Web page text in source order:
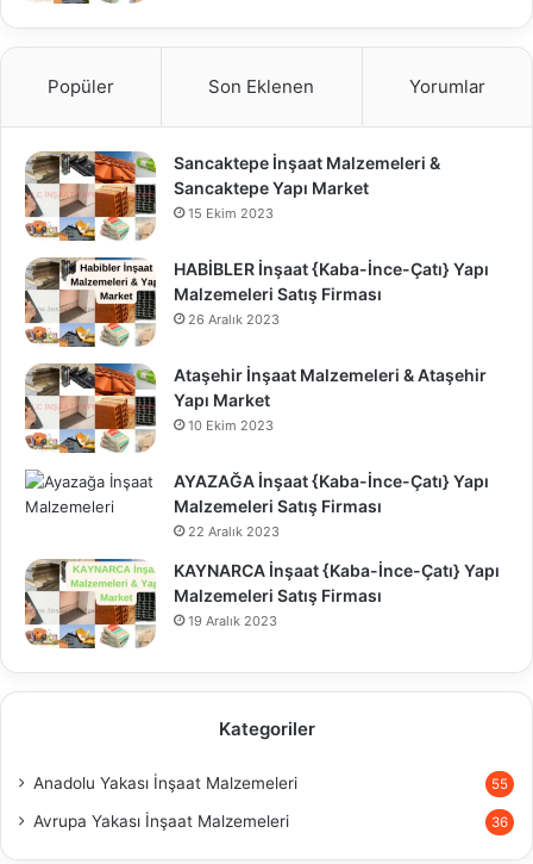
Popüler Son Eklenen Yorumlar
Sancaktepe İnşaat Malzemeleri &
Sancaktepe Yapı Market
15 Ekim 2023
HABİBLER İnşaat {Kaba-İnce-Çatı} Yapı
Malzemeleri Satış Firması
26 Aralık 2023
Ataşehir İnşaat Malzemeleri & Ataşehir
Yapı Market
10 Ekim 2023
AYAZAĞA İnşaat {Kaba-İnce-Çatı} Yapı
Malzemeleri Satış Firması
22 Aralık 2023
KAYNARCA İnşaat {Kaba-İnce-Çatı} Yapı
Malzemeleri Satış Firması
19 Aralık 2023
Kategoriler
Anadolu Yakası İnşaat Malzemeleri 55
Avrupa Yakası İnşaat Malzemeleri 36